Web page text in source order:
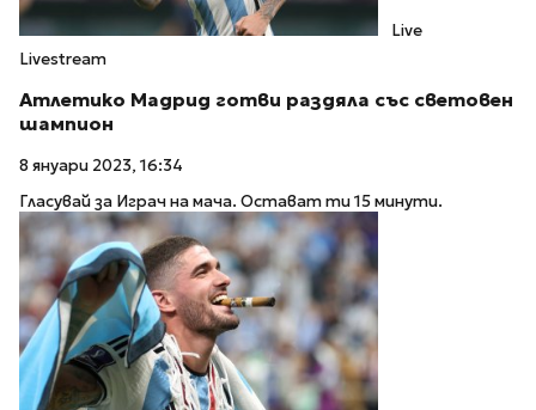
Live
Livestream
Атлетико Мадрид готви раздяла със световен
шампион
8 януари 2023, 16:34
Гласувай за Играч на мача. Остават ти 15 минути.